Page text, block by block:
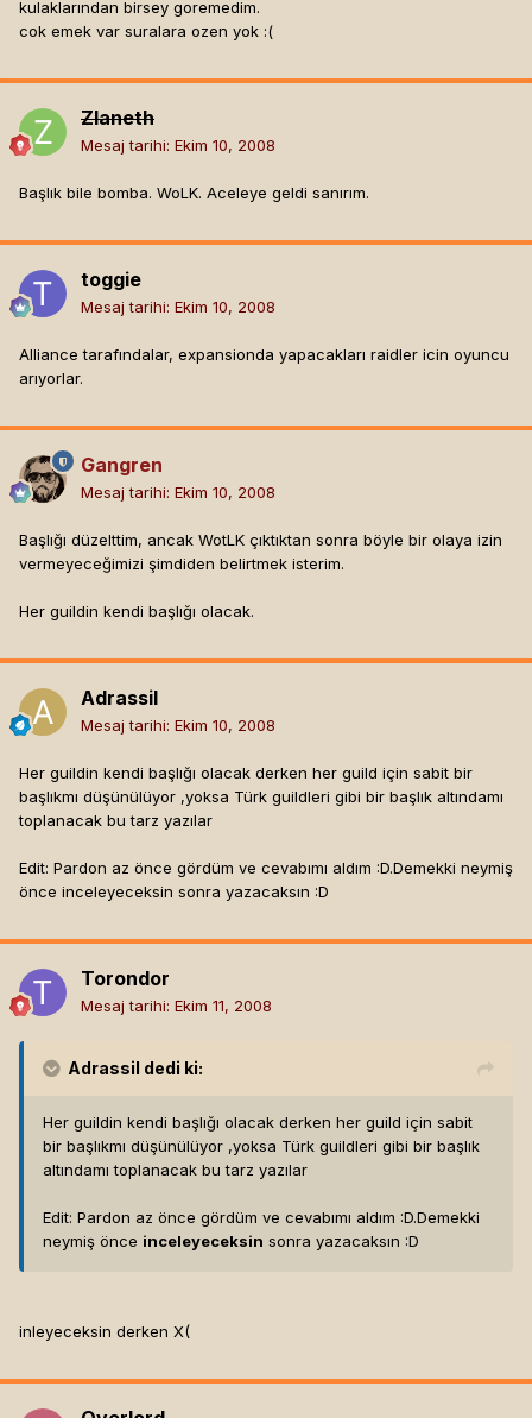
kulaklarından birsey goremedim.
cok emek var suralara ozen yok :(
Zlaneth
Mesaj tarihi: Ekim 10, 2008
Başlık bile bomba. WoLK. Aceleye geldi sanırım.
toggie
Mesaj tarihi: Ekim 10, 2008
Alliance tarafındalar, expansionda yapacakları raidler icin oyuncu
arıyorlar.
Gangren
Mesaj tarihi: Ekim 10, 2008
Başlığı düzelttim, ancak WotLK çıktıktan sonra böyle bir olaya izin
vermeyeceğimizi şimdiden belirtmek isterim.
Her guildin kendi başlığı olacak.
Adrassil
Mesaj tarihi: Ekim 10, 2008
Her guildin kendi başlığı olacak derken her guild için sabit bir
başlıkmı düşünülüyor ,yoksa Türk guildleri gibi bir başlık altındamı
toplanacak bu tarz yazılar
Edit: Pardon az önce gördüm ve cevabımı aldım :D.Demekki neymiş
önce inceleyeceksin sonra yazacaksın :D
Torondor
Mesaj tarihi: Ekim 11, 2008
Adrassil dedi ki:
Her guildin kendi başlığı olacak derken her guild için sabit
bir başlıkmı düşünülüyor ,yoksa Türk guildleri gibi bir başlık
altındamı toplanacak bu tarz yazılar
Edit: Pardon az önce gördüm ve cevabımı aldım :D.Demekki
neymiş önce inceleyeceksin sonra yazacaksın :D
inleyeceksin derken X(